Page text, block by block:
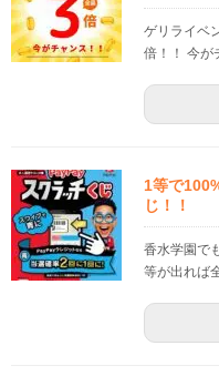
ゲリライベ
倍！！ 今が
1等で
じ！！
香水学園で
等が出れば